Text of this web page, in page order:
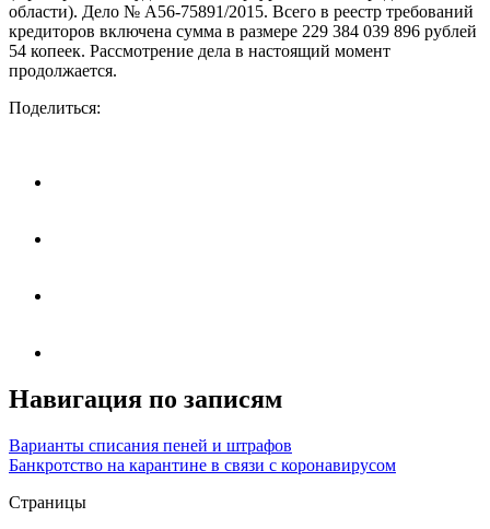
области). Дело № А56-75891/2015. Всего в реестр требований
кредиторов включена сумма в размере 229 384 039 896 рублей
54 копеек. Рассмотрение дела в настоящий момент
продолжается.
Поделиться:
Навигация по записям
Варианты списания пеней и штрафов
Банкротство на карантине в связи с коронавирусом
Страницы